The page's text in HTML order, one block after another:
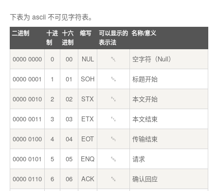
下表为 ascii 不可见字符表。
二进制
十进
制
十六
进制
缩写
可以显示的
表示法
名称/意义
0000 0000 0 00 NUL ␀ 空字符（Null）
0000 0001 1 01 SOH ␁ 标题开始
0000 0010 2 02 STX ␂ 本文开始
0000 0011 3 03 ETX ␃ 本文结束
0000 0100 4 04 EOT ␄ 传输结束
0000 0101 5 05 ENQ ␅ 请求
0000 0110 6 06 ACK ␆ 确认回应